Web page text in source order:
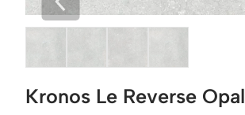
Kronos Le Reverse Opal